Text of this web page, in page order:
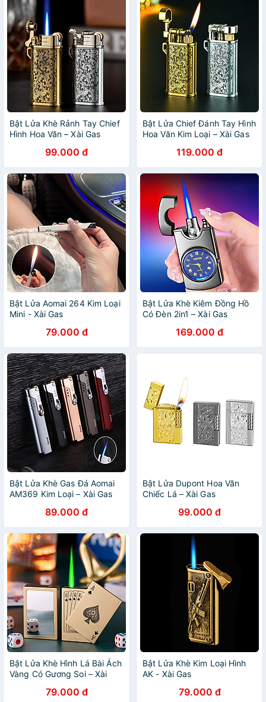
Bật Lửa Khè Rảnh Tay Chief
Hình Hoa Văn – Xài Gas
99.000 đ
Bật Lửa Chief Đánh Tay Hình
Hoa Văn Kim Loại – Xài Gas
119.000 đ
Bật Lửa Aomai 264 Kim Loại
Mini - Xài Gas
79.000 đ
Bật Lửa Khè Kiêm Đồng Hồ
Có Đèn 2in1 – Xài Gas
169.000 đ
Bật Lửa Khè Gas Đá Aomai
AM369 Kim Loại – Xài Gas
89.000 đ
Bật Lửa Dupont Hoa Văn
Chiếc Lá – Xài Gas
99.000 đ
Bật Lửa Khè Hình Lá Bài Ách
Vàng Có Gương Soi – Xài
79.000 đ
Bật Lửa Khè Kim Loại Hình
AK - Xài Gas
79.000 đ